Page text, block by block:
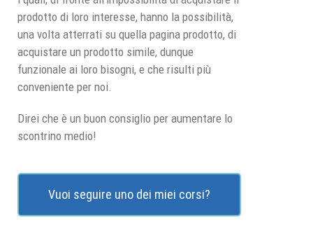
prodotto di loro interesse, hanno la possibilità,
una volta atterrati su quella pagina prodotto, di
acquistare un prodotto simile, dunque
funzionale ai loro bisogni, e che risulti più
conveniente per noi.
Direi che è un buon consiglio per aumentare lo
scontrino medio!
Vuoi seguire uno dei miei corsi?